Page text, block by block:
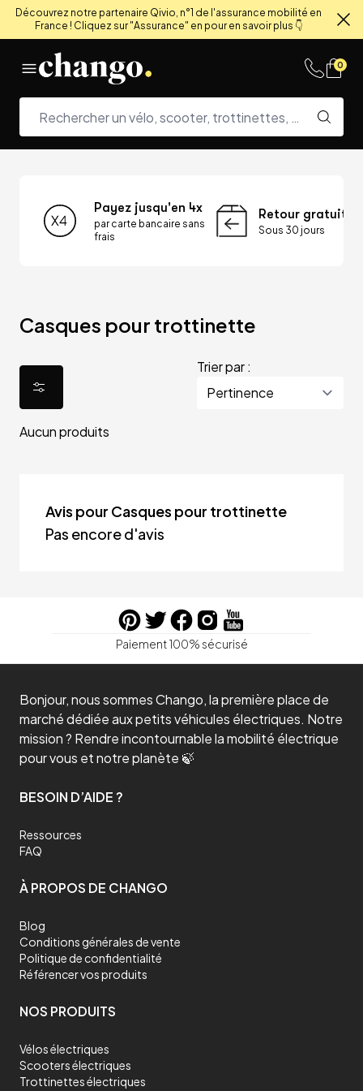
Découvrez notre partenaire Qivio, n°1 de l'assurance mobilité en
France ! Cliquez sur "Assurance" en pour en savoir plus 👇
0
Payez jusqu'en 4x
par carte bancaire sans
frais
Retour gratuit
Sous 30 jours
Casques pour trottinette
Trier par :
Aucun produits
Avis pour Casques pour trottinette
Pas encore d'avis
Paiement 100% sécurisé
Bonjour, nous sommes Chango, la première place de
marché dédiée aux petits véhicules électriques. Notre
mission ? Rendre incontournable la mobilité électrique
pour vous et notre planète 🍃
BESOIN D’AIDE ?
Ressources
FAQ
À PROPOS DE CHANGO
Blog
Conditions générales de vente
Politique de confidentialité
Référencer vos produits
NOS PRODUITS
Vélos électriques
Scooters électriques
Trottinettes électriques